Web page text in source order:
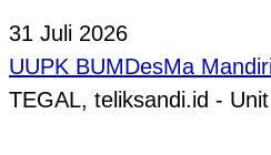
31 Juli 2026
UUPK BUMDesMa
TEGAL, teliksandi.id -